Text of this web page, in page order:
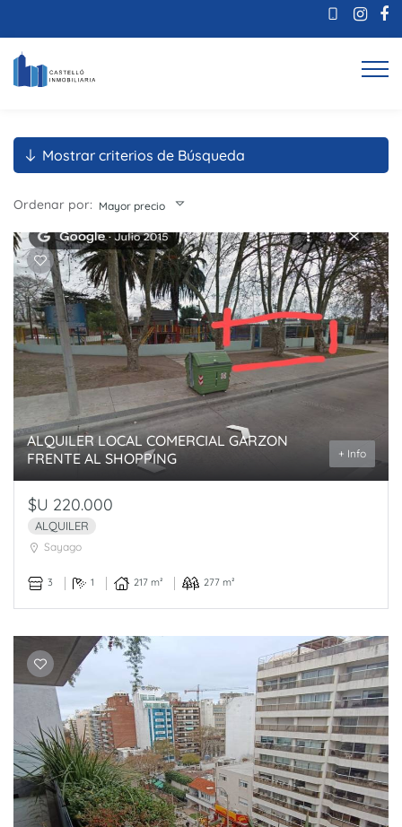
Mostrar criterios de Búsqueda
Ordenar por: Mayor precio
ALQUILER LOCAL COMERCIAL GARZON
FRENTE AL SHOPPING
+ Info
$U 220.000
ALQUILER
Sayago
3 1 217 m² 277 m²